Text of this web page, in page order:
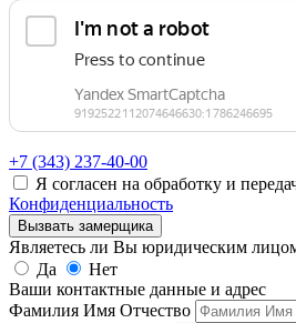
+7 (343) 237-40-00
Я согласен на обработку и
Конфиденциальность
Вызвать замерщика
Являетесь ли Вы юридическим
Да
Нет
Ваши контактные данные и адрес
Фамилия Имя Отчество